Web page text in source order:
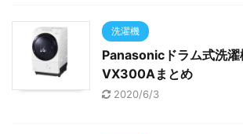
洗濯機
Panasonicドラム式洗
VX300Aまとめ
2020/6/3